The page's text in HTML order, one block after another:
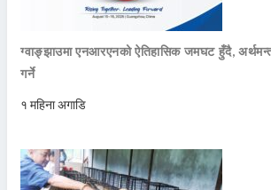
ग्वाङ्झाउमा एनआरएनको ऐतिहासिक जमघट हुँदै,
गर्ने
१ महिना अगाडि